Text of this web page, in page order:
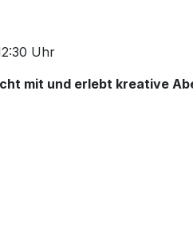
Uhr
mit und erlebt kreative